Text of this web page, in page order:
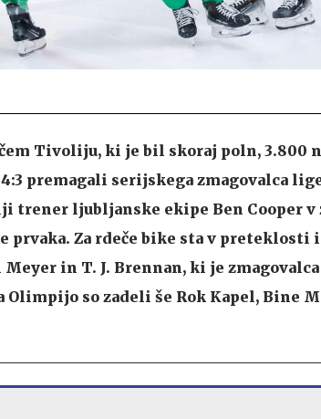
Tivoliju, ki je bil skoraj poln, 3.800
premagali serijskega zmagovalca lige
trener ljubljanske ekipe Ben Cooper
Za rdeče bike sta v preteklosti
in T. J. Brennan, ki je
Olimpijo so zadeli še Rok Kapel, Bine